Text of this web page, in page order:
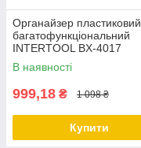
Органайзер пластиковий
багатофункціональний
INTERTOOL BX-4017
В наявності
999,18 ₴ 1 098 ₴
Купити